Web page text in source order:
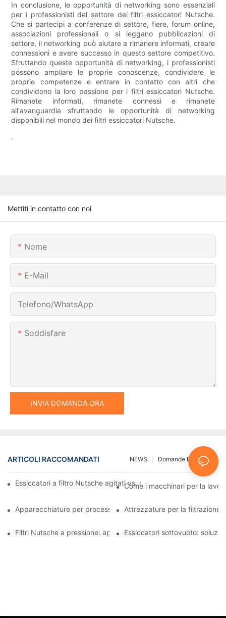
In conclusione, le opportunità di networking sono essenziali
per i professionisti del settore dei filtri essiccatori Nutsche.
Che si partecipi a conferenze di settore, fiere, forum online,
associazioni professionali o si leggano pubblicazioni di
settore, il networking può aiutare a rimanere informati, creare
connessioni e avere successo in questo settore competitivo.
Sfruttando queste opportunità di networking, i professionisti
possono ampliare le proprie conoscenze, condividere le
proprie competenze e entrare in contatto con altri che
condividono la loro passione per i filtri essiccatori Nutsche.
Rimanete informati, rimanete connessi e rimanete
all'avanguardia sfruttando le opportunità di networking
disponibili nel mondo dei filtri essiccatori Nutsche.
.
Mettiti in contatto con noi
Nome
E-Mail
Telefono/WhatsApp
Soddisfare
INVIA DOMANDA ORA
ARTICOLI RACCOMANDATI Domande Frequenti
NEWS
Essiccatori a filtro Nutsche agitati vs. altri metodi di
Come i macchinari per la
Apparecchiature per processi industriali: innovazioni che
Attrezzature per la filtrazione
Filtri Nutsche a pressione: applicazioni nell'industria chimica e
Essiccatori sottovuoto: